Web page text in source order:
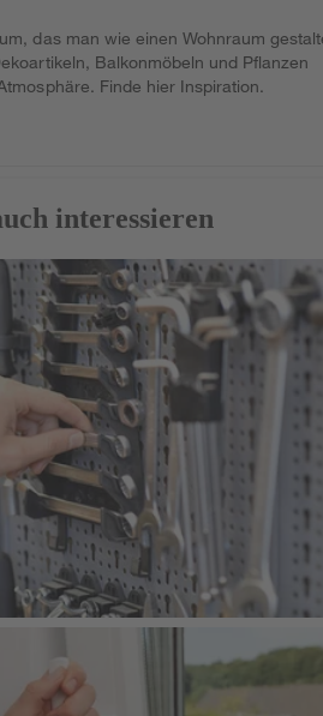
das man wie einen Wohnraum
Balkonmöbeln und Pflanzen
Finde hier Inspiration.
interessieren